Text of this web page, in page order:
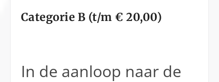
Categorie B (t/m € 20,00)
In de aanloop naar de